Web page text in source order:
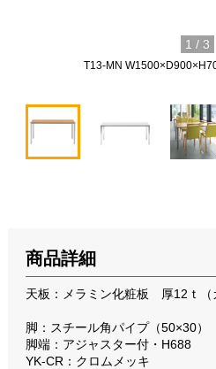
T13-MN
1 / 3
商品詳細
天板：メラミン化粧板 厚12ｔ（
脚：スチール角パイプ（50×30）
脚端：アジャスター付・H688
YK-CR：クロムメッキ